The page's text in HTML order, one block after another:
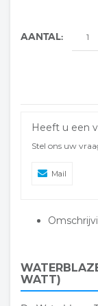
AANTAL:
Heeft u een
Stel ons uw
Mail
WATT)